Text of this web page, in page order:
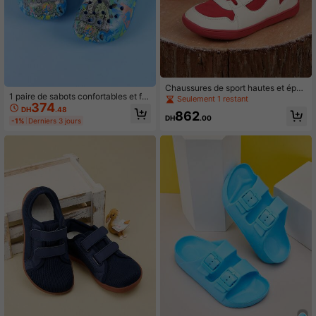
1 paire de sabots confortables et fra
is pour garçons avec motif de dinos
aure de dessin animé, intérieur/exté
rieur, plage, printemps/été
DH374.48
-1% Derniers 3 jours
Chaussures de sport hautes et épai
sses pour garçons tout-petits, avec
doublure chaude pour l'hiver
Seulement 1 restant
DH862.00